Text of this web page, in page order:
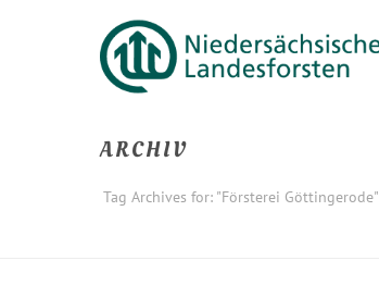
ARCHIV
Tag Archives for: "Försterei Göttingerode"